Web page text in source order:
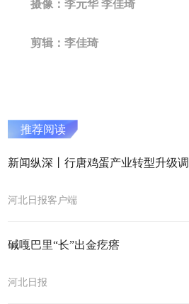
摄像：李元华 李佳琦
剪辑：李佳琦
推荐阅读
河北日报客户端
碱嘎巴里“长”出金疙瘩
河北日报